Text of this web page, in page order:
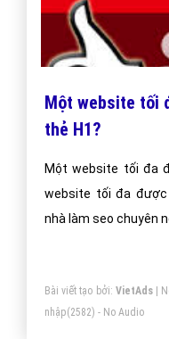
Một website tối
thẻ H1?
Một website tối đa
website tối đa được
nhà làm seo chuyên
Bài viết tạo bởi: VietAds|
nhập(2582) - No Audio